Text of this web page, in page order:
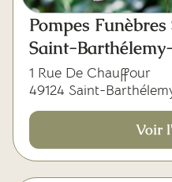
Pompes
Saint-
1 Rue De Chauffour
49124 Saint-
Voir